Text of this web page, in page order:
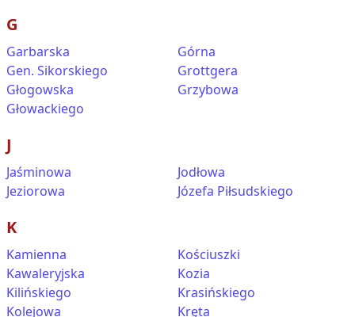
G
Garbarska
Gen. Sikorskiego
Głogowska
Głowackiego
Górna
Grottgera
Grzybowa
J
Jaśminowa
Jeziorowa
Jodłowa
Józefa Piłsudskiego
K
Kamienna
Kawaleryjska
Kilińskiego
Kolejowa
Kościuszki
Kozia
Krasińskiego
Kręta